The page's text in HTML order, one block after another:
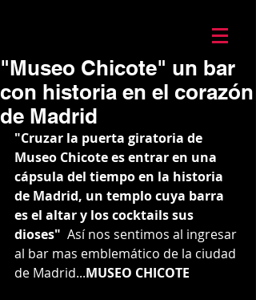
"Museo Chicote" un bar
con historia en el corazón
de Madrid
"Cruzar la puerta giratoria de
Museo Chicote es entrar en una
cápsula del tiempo en la historia
de Madrid, un templo cuya barra
es el altar y los cocktails sus
dioses"
  Así nos sentimos al ingresar
al bar mas emblemático de la ciudad
de Madrid...MUSEO CHICOTE